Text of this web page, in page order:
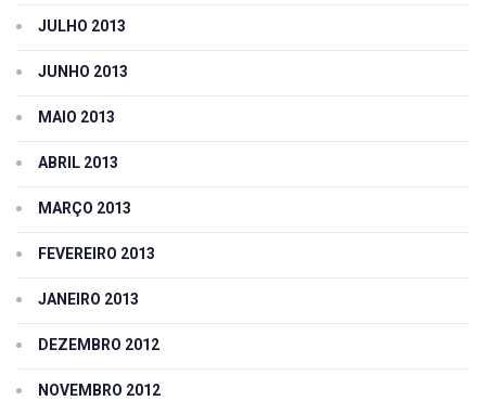
JULHO 2013
JUNHO 2013
MAIO 2013
ABRIL 2013
MARÇO 2013
FEVEREIRO 2013
JANEIRO 2013
DEZEMBRO 2012
NOVEMBRO 2012